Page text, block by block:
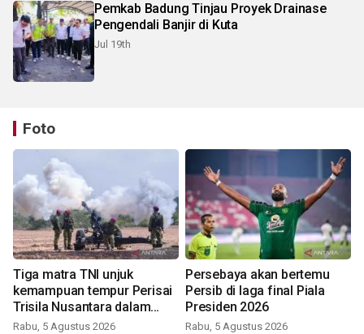
Pemkab Badung Tinjau Proyek Drainase
Pengendali Banjir di Kuta
Jul 19th
Foto
Tiga matra TNI unjuk
kemampuan tempur Perisai
Trisila Nusantara dalam
latihan di Kepri
Rabu, 5 Agustus 2026
Persebaya akan bertemu
Persib di laga final Piala
Presiden 2026
Rabu, 5 Agustus 2026